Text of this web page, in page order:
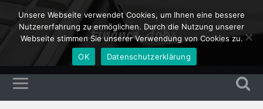
Finance Jobs
Unsere Webseite verwendet Cookies, um Ihnen eine bessere
Nutzererfahrung zu ermöglichen. Durch die Nutzung unserer
Webseite stimmen Sie unserer Verwendung von Cookies zu.
OK
Datenschutzerklärung